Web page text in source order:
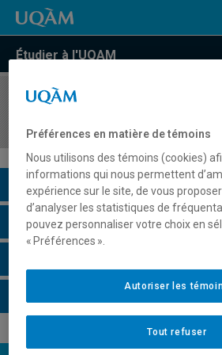
Étudier à l'UQAM
COURS//
Description du cours
Horaire - Été 2026
Préférences en matière de témoins
Nous utilisons des témoins (cookies)
informations qui nous permettent
expérience sur le site, de vous
d’analyser les statistiques de
pouvez personnaliser votre choix en
« Préférences ».
Tout refuser
Autoriser les